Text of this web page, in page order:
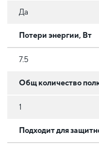
Да
Потери энергии, Вт
7.5
Общ количество
1
Подходит для